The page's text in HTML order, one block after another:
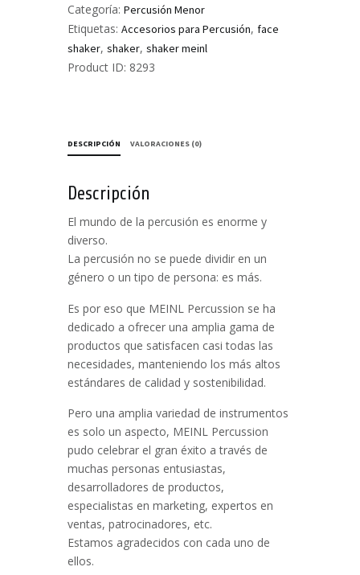
Categoría: Percusión Menor
Etiquetas: Accesorios para Percusión, face
shaker, shaker, shaker meinl
Product ID: 8293
DESCRIPCIÓN VALORACIONES (0)
Descripción
El mundo de la percusión es enorme y
diverso.
La percusión no se puede dividir en un
género o un tipo de persona: es más.
Es por eso que MEINL Percussion se ha
dedicado a ofrecer una amplia gama de
productos que satisfacen casi todas las
necesidades, manteniendo los más altos
estándares de calidad y sostenibilidad.
Pero una amplia variedad de instrumentos
es solo un aspecto, MEINL Percussion
pudo celebrar el gran éxito a través de
muchas personas entusiastas,
desarrolladores de productos,
especialistas en marketing, expertos en
ventas, patrocinadores, etc.
Estamos agradecidos con cada uno de
ellos.